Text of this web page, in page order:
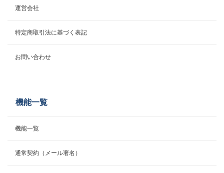
運営会社
特定商取引法に基づく表記
お問い合わせ
機能一覧
機能一覧
通常契約（メール署名）